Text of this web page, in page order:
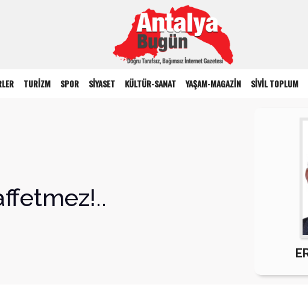
TURİZM SPOR SİYASET KÜLTÜR-SANAT YAŞAM-MAGAZİN SİVİL TOPLUM